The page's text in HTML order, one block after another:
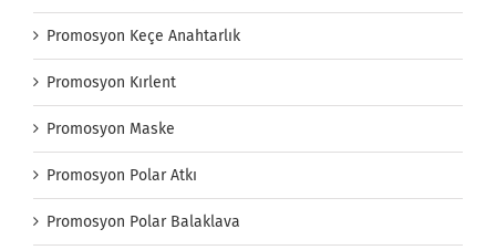
Promosyon Keçe Anahtarlık
Promosyon Kırlent
Promosyon Maske
Promosyon Polar Atkı
Promosyon Polar Balaklava